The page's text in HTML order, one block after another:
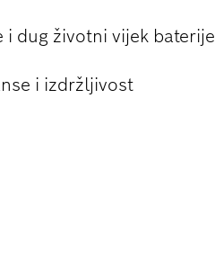
i dug životni vijek baterije
i izdržljivost